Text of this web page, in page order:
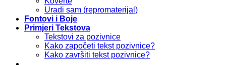
Uradi sam (repromaterijal)
Fontovi i Boje
Primjeri Tekstova
Tekstovi za pozivnice
Kako započeti tekst pozivnice?
Kako završiti tekst pozivnice?